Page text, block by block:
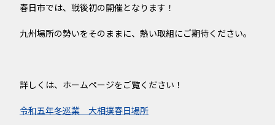
春日市では、戦後初の開催となります！
九州場所の勢いをそのままに、熱い取組にご期待ください。
詳しくは、ホームページをご覧ください！
令和五年冬巡業 大相撲春日場所